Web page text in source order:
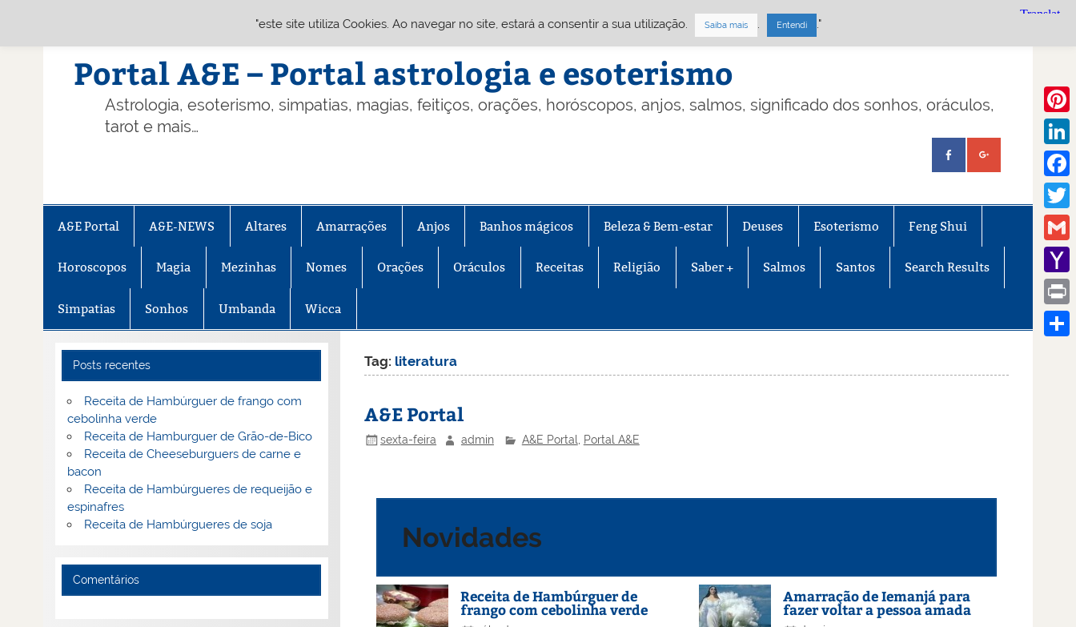
Portal A&E – Portal astrologia e esoterismo
Astrologia, esoterismo, simpatias, magias, feitiços, orações, horóscopos, anjos, salmos, significado dos sonhos, oráculos,
tarot e mais…
A&E Portal A&E-NEWS Altares Amarrações Anjos Banhos mágicos Beleza & Bem-estar Deuses Esoterismo Feng Shui
Horoscopos Magia Mezinhas Nomes Orações Oráculos Receitas Religião Saber + Salmos Santos Search Results
Simpatias Sonhos Umbanda Wicca
Tag: literatura
A&E Portal
sexta-feira admin A&E Portal Portal A&E
Novidades
Receita de Hambúrguer de
frango com cebolinha verde
Amarração de Iemanjá para
fazer voltar a pessoa amada
Posts recentes
Receita de Hambúrguer de frango com
cebolinha verde
Receita de Hamburguer de Grão-de-Bico
Receita de Cheeseburguers de carne e
bacon
Receita de Hambúrgueres de requeijão e
espinafres
Receita de Hambúrgueres de soja
Comentários
Gmail
Mail
Print
"este site utiliza Cookies. Ao navegar no site, estará a consentir a sua utilização. Saiba mais . Entendi ."